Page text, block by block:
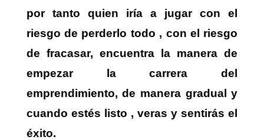
por tanto quien iría a jugar con el
riesgo de perderlo todo , con el riesgo
de fracasar, encuentra la manera de
empezar la carrera del
emprendimiento, de manera gradual y
cuando estés listo , veras y sentirás el
éxito.